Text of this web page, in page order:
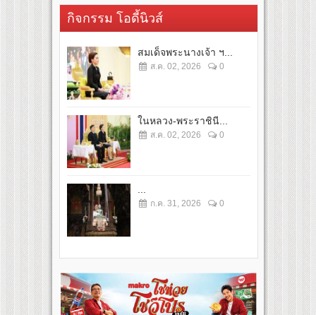
กิจกรรม โอดี้นิวส์
สมเด็จพระนางเจ้า ฯ...
ส.ค. 02, 2026 0
ในหลวง-พระราชินี...
ส.ค. 02, 2026 0
...
ก.ค. 31, 2026 0